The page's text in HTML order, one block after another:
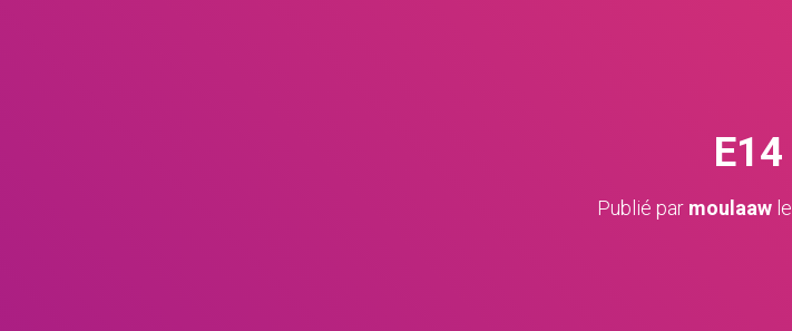
E14
Publié par moulaawle